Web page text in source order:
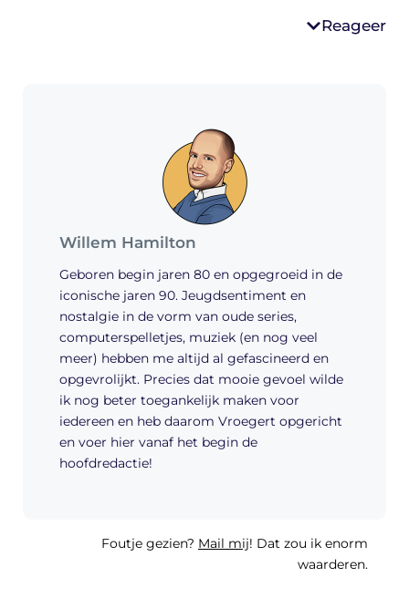
Reageer
Willem Hamilton
Geboren begin jaren 80 en opgegroeid in de
iconische jaren 90. Jeugdsentiment en
nostalgie in de vorm van oude series,
computerspelletjes, muziek (en nog veel
meer) hebben me altijd al gefascineerd en
opgevrolijkt. Precies dat mooie gevoel wilde
ik nog beter toegankelijk maken voor
iedereen en heb daarom Vroegert opgericht
en voer hier vanaf het begin de
hoofdredactie!
Foutje gezien? Mail mij! Dat zou ik enorm
waarderen.